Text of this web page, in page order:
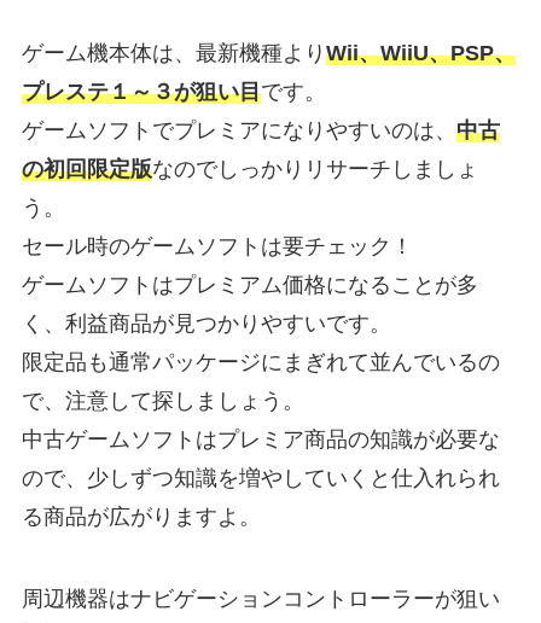
ゲーム機本体は、最新機種より Wii、WiiU、PSP、
プレステ１～３が狙い目です。
ゲームソフトでプレミアになりやすいのは、 中古
の初回限定版なのでしっかりリサーチしましょ
う。
セール時のゲームソフトは要チェック！
ゲームソフトはプレミアム価格になることが多
く、利益商品が見つかりやすいです。
限定品も通常パッケージにまぎれて並んでいるの
で、注意して探しましょう。
中古ゲームソフトはプレミア商品の知識が必要な
ので、少しずつ知識を増やしていくと仕入れられ
る商品が広がりますよ。
周辺機器はナビゲーションコントローラーが狙い